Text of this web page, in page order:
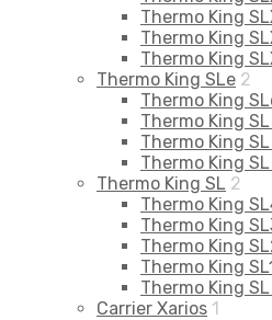
Thermo King
Thermo King
Thermo King
Thermo King SLe 2
Thermo King
Thermo King
Thermo King
Thermo King
Thermo King SL 2
Thermo King
Thermo King
Thermo King
Thermo King
Thermo King
Carrier Xarios 1